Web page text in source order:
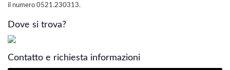
il numero 0521.230313.
Dove si trova?
Contatto e richiesta informazioni